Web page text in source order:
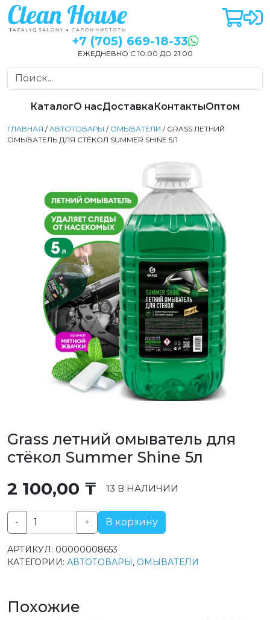
+7 (705) 669-18-33
ЕЖЕДНЕВНО С 10:00 ДО 21:00
КаталогО насДоставкаКонтактыОптом
ГЛАВНАЯ /АВТОТОВАРЫ / ОМЫВАТЕЛИ / GRASS ЛЕТНИЙ
ОМЫВАТЕЛЬ ДЛЯ СТЁКОЛ SUMMER SHINE 5Л
Grass летний омыватель для
стёкол Summer Shine 5л
2 100,00 ₸ 13 В НАЛИЧИИ
-
Количество
Grass
для
стёкол
+ В корзину
АРТИКУЛ: 00000008653
КАТЕГОРИИ: АВТОТОВАРЫ, ОМЫВАТЕЛИ
Похожие